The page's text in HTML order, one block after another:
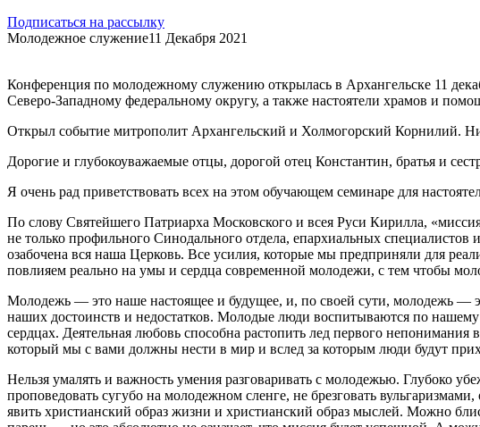
Подписаться на рассылку
Молодежное служение11 Декабря 2021
Конференция по молодежному служению открылась в Архангельске 11
Северо-Западному федеральному округу, а также настоятели храмов и
Открыл событие митрополит Архангельский и Холмогорский Корнилий.
Дорогие и глубокоуважаемые отцы, дорогой отец Константин, братья и
Я очень рад приветствовать всех на этом обучающем семинаре для
По слову Святейшего Патриарха Московского и всея Руси Кирилла,
не только профильного Синодального отдела, епархиальных
озабочена вся наша Церковь. Все усилия, которые мы предприняли для
повлияем реально на умы и сердца современной молодежи, с тем чтобы
Молодежь — это наше настоящее и будущее, и, по своей сути, молодежь —
наших достоинств и недостатков. Молодые люди воспитываются по
сердцах. Деятельная любовь способна растопить лед первого
который мы с вами должны нести в мир и вслед за которым люди будут
Нельзя умалять и важность умения разговаривать с молодежью. Глубоко
проповедовать сугубо на молодежном сленге, не брезговать
явить христианский образ жизни и христианский образ мыслей. Можно